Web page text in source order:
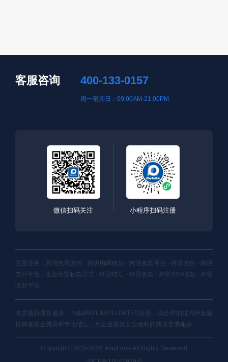
客服咨询 400-133-0157
周一至周日：09:00AM-21:00PM
微信扫码关注 小程序扫码注册
主营业务：跨境电商支付 · 跨境电商收款 · 跨境收款平台 · 跨境支付 · 跨境
支付平台 · 企业外贸收款方式 · 外贸结汇 · 外贸收款 · 外贸B2B收款 · 外贸
收款平台
本页面所提及服务，均由IPAYLINKS LIMITED负责，由合作的境内外金融
机构在资金跨境环节收结汇，为企业提供安全便利的跨境交易服务。
Copyright©2015-2026 iPayLinks All Rights Reserved